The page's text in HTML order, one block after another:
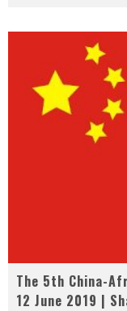
The 5th China-
12 June 2019 |